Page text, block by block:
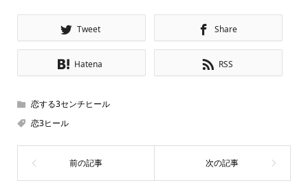
Tweet Share
Hatena RSS
恋する3センチヒール
恋3ヒール